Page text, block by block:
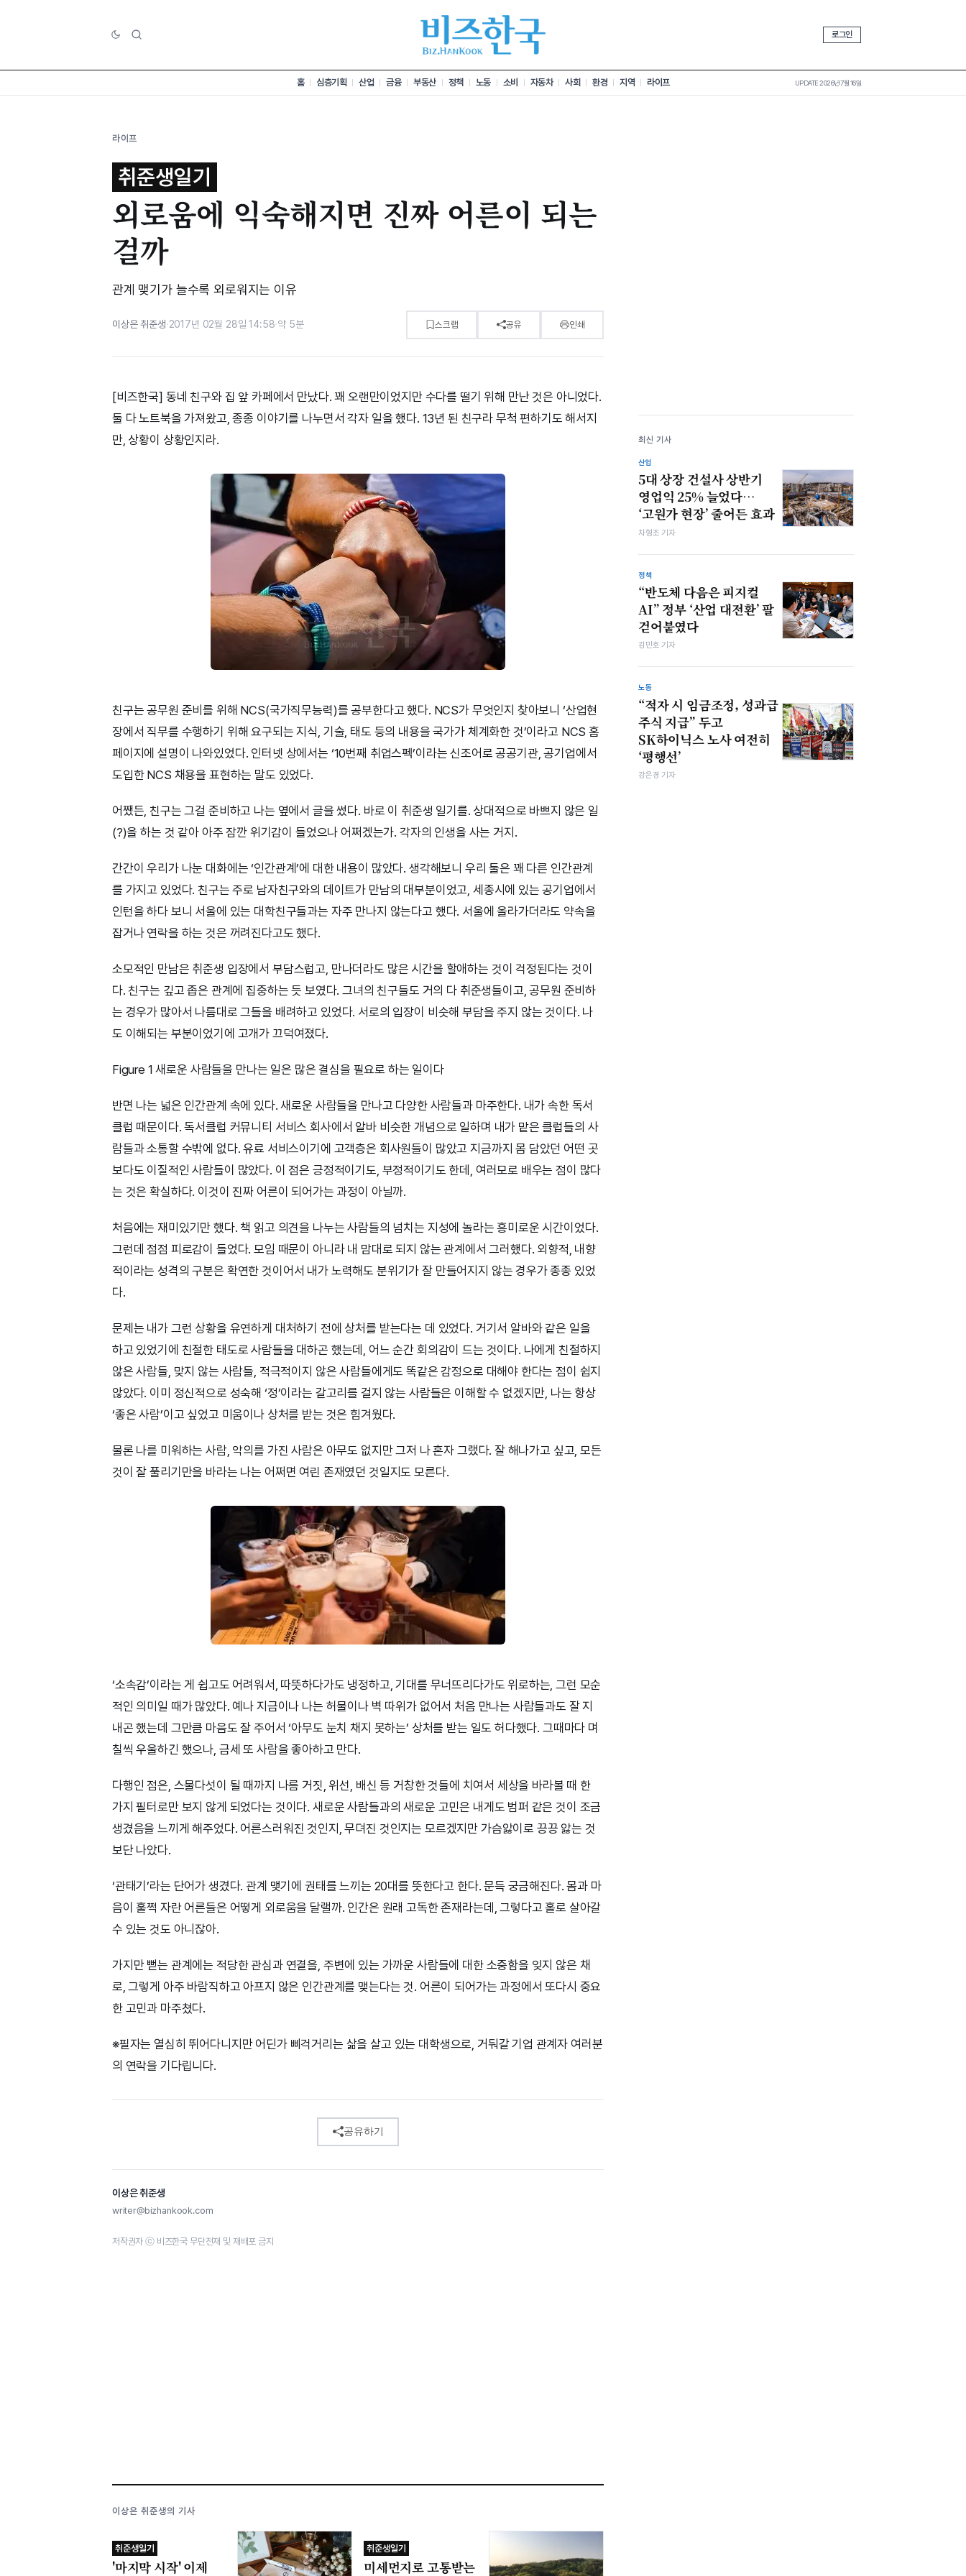
로그인
홈 심층기획 산업 금융 부동산 정책 노동 소비 자동차 사회 환경 지역 라이프 UPDATE 2026년 7월 16일
라이프
취준생일기
외로움에 익숙해지면 진짜 어른이 되는
걸까
관계 맺기가 늘수록 외로워지는 이유
이상은 취준생·2017년 02월 28일 14:58·약 5분 스크랩 공유 인쇄
[비즈한국] 동네 친구와 집 앞 카페에서 만났다. 꽤 오랜만이었지만 수다를 떨기 위해 만난 것은 아니었다.
둘 다 노트북을 가져왔고, 종종 이야기를 나누면서 각자 일을 했다. 13년 된 친구라 무척 편하기도 해서지
만, 상황이 상황인지라.
친구는 공무원 준비를 위해 NCS(국가직무능력)를 공부한다고 했다. NCS가 무엇인지 찾아보니 ‘산업현
장에서 직무를 수행하기 위해 요구되는 지식, 기술, 태도 등의 내용을 국가가 체계화한 것’이라고 NCS 홈
페이지에 설명이 나와있었다. 인터넷 상에서는 ‘10번째 취업스펙’이라는 신조어로 공공기관, 공기업에서
도입한 NCS 채용을 표현하는 말도 있었다.
어쨌든, 친구는 그걸 준비하고 나는 옆에서 글을 썼다. 바로 이 취준생 일기를. 상대적으로 바쁘지 않은 일
(?)을 하는 것 같아 아주 잠깐 위기감이 들었으나 어쩌겠는가. 각자의 인생을 사는 거지.
간간이 우리가 나눈 대화에는 ‘인간관계’에 대한 내용이 많았다. 생각해보니 우리 둘은 꽤 다른 인간관계
를 가지고 있었다. 친구는 주로 남자친구와의 데이트가 만남의 대부분이었고, 세종시에 있는 공기업에서
인턴을 하다 보니 서울에 있는 대학친구들과는 자주 만나지 않는다고 했다. 서울에 올라가더라도 약속을
잡거나 연락을 하는 것은 꺼려진다고도 했다.
소모적인 만남은 취준생 입장에서 부담스럽고, 만나더라도 많은 시간을 할애하는 것이 걱정된다는 것이
다. 친구는 깊고 좁은 관계에 집중하는 듯 보였다. 그녀의 친구들도 거의 다 취준생들이고, 공무원 준비하
는 경우가 많아서 나름대로 그들을 배려하고 있었다. 서로의 입장이 비슷해 부담을 주지 않는 것이다. 나
도 이해되는 부분이었기에 고개가 끄덕여졌다.
Figure 1 새로운 사람들을 만나는 일은 많은 결심을 필요로 하는 일이다
반면 나는 넓은 인간관계 속에 있다. 새로운 사람들을 만나고 다양한 사람들과 마주한다. 내가 속한 독서
클럽 때문이다. 독서클럽 커뮤니티 서비스 회사에서 알바 비슷한 개념으로 일하며 내가 맡은 클럽들의 사
람들과 소통할 수밖에 없다. 유료 서비스이기에 고객층은 회사원들이 많았고 지금까지 몸 담았던 어떤 곳
보다도 이질적인 사람들이 많았다. 이 점은 긍정적이기도, 부정적이기도 한데, 여러모로 배우는 점이 많다
는 것은 확실하다. 이것이 진짜 어른이 되어가는 과정이 아닐까.
처음에는 재미있기만 했다. 책 읽고 의견을 나누는 사람들의 넘치는 지성에 놀라는 흥미로운 시간이었다.
그런데 점점 피로감이 들었다. 모임 때문이 아니라 내 맘대로 되지 않는 관계에서 그러했다. 외향적, 내향
적이라는 성격의 구분은 확연한 것이어서 내가 노력해도 분위기가 잘 만들어지지 않는 경우가 종종 있었
다.
문제는 내가 그런 상황을 유연하게 대처하기 전에 상처를 받는다는 데 있었다. 거기서 알바와 같은 일을
하고 있었기에 친절한 태도로 사람들을 대하곤 했는데, 어느 순간 회의감이 드는 것이다. 나에게 친절하지
않은 사람들, 맞지 않는 사람들, 적극적이지 않은 사람들에게도 똑같은 감정으로 대해야 한다는 점이 쉽지
않았다. 이미 정신적으로 성숙해 ‘정’이라는 갈고리를 걸지 않는 사람들은 이해할 수 없겠지만, 나는 항상
‘좋은 사람’이고 싶었고 미움이나 상처를 받는 것은 힘겨웠다.
물론 나를 미워하는 사람, 악의를 가진 사람은 아무도 없지만 그저 나 혼자 그랬다. 잘 해나가고 싶고, 모든
것이 잘 풀리기만을 바라는 나는 어쩌면 여린 존재였던 것일지도 모른다.
‘소속감’이라는 게 쉽고도 어려워서, 따뜻하다가도 냉정하고, 기대를 무너뜨리다가도 위로하는, 그런 모순
적인 의미일 때가 많았다. 예나 지금이나 나는 허물이나 벽 따위가 없어서 처음 만나는 사람들과도 잘 지
내곤 했는데 그만큼 마음도 잘 주어서 ‘아무도 눈치 채지 못하는’ 상처를 받는 일도 허다했다. 그때마다 며
칠씩 우울하긴 했으나, 금세 또 사람을 좋아하고 만다.
다행인 점은, 스물다섯이 될 때까지 나름 거짓, 위선, 배신 등 거창한 것들에 치여서 세상을 바라볼 때 한
가지 필터로만 보지 않게 되었다는 것이다. 새로운 사람들과의 새로운 고민은 내게도 범퍼 같은 것이 조금
생겼음을 느끼게 해주었다. 어른스러워진 것인지, 무뎌진 것인지는 모르겠지만 가슴앓이로 끙끙 앓는 것
보단 나았다.
‘관태기’라는 단어가 생겼다. 관계 맺기에 권태를 느끼는 20대를 뜻한다고 한다. 문득 궁금해진다. 몸과 마
음이 훌쩍 자란 어른들은 어떻게 외로움을 달랠까. 인간은 원래 고독한 존재라는데, 그렇다고 홀로 살아갈
수 있는 것도 아니잖아.
가지만 뻗는 관계에는 적당한 관심과 연결을, 주변에 있는 가까운 사람들에 대한 소중함을 잊지 않은 채
로, 그렇게 아주 바람직하고 아프지 않은 인간관계를 맺는다는 것. 어른이 되어가는 과정에서 또다시 중요
한 고민과 마주쳤다.
※필자는 열심히 뛰어다니지만 어딘가 삐걱거리는 삶을 살고 있는 대학생으로, 거둬갈 기업 관계자 여러분
의 연락을 기다립니다.
공유하기
이상은 취준생
writer@bizhankook.com
저작권자 ⓒ 비즈한국 무단전재 및 재배포 금지
이상은 취준생의 기사
취준생일기
'마지막 시작' 이제
취준생일기
미세먼지로 고통받는
최신 기사
산업
5대 상장 건설사 상반기
영업익 25% 늘었다…
‘고원가 현장’ 줄어든 효과
차형조 기자
정책
“반도체 다음은 피지컬
AI” 정부 ‘산업 대전환’ 팔
걷어붙였다
김민호 기자
노동
“적자 시 임금조정, 성과급
주식 지급” 두고
SK하이닉스 노사 여전히
‘평행선’
강은경 기자